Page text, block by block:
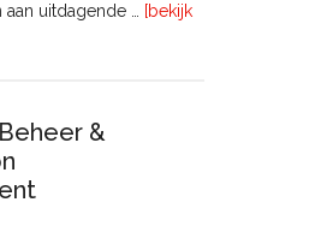
uitdagende …
[bekijk
&